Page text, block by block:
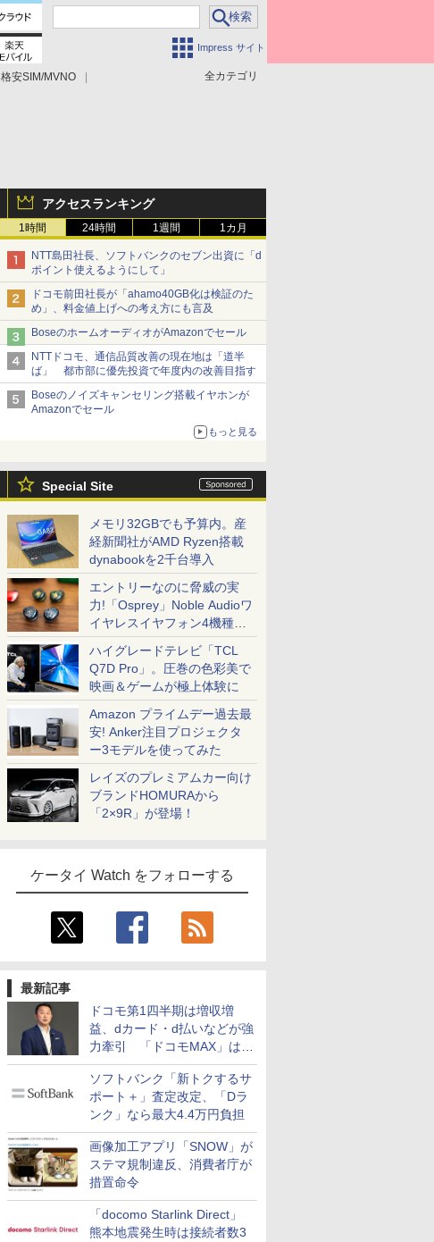
Impress サイト
全カテゴリ
格安SIM/MVNO
アクセスランキング
1時間 24時間 1週間 1カ月
NTT島田社長、ソフトバンクのセブン出資に「d
ポイント使えるようにして」
ドコモ前田社長が「ahamo40GB化は検証のた
め」、料金値上げへの考え方にも言及
BoseのホームオーディオがAmazonでセール
NTTドコモ、通信品質改善の現在地は「道半
ば」 都市部に優先投資で年度内の改善目指す
Boseのノイズキャンセリング搭載イヤホンが
Amazonでセール
もっと見る
Special Site
メモリ32GBでも予算内。産
経新聞社がAMD Ryzen搭載
dynabookを2千台導入
エントリーなのに脅威の実
力!「Osprey」Noble Audioワ
イヤレスイヤフォン4機種を
一気に聴く
ハイグレードテレビ「TCL
Q7D Pro」。圧巻の色彩美で
映画＆ゲームが極上体験に
Amazon プライムデー過去最
安! Anker注目プロジェクタ
ー3モデルを使ってみた
レイズのプレミアムカー向け
ブランドHOMURAから
「2×9R」が登場！
ケータイ Watch をフォローする
最新記事
ドコモ第1四半期は増収増
益、dカード・d払いなどが強
力牽引 「ドコモMAX」は
400万契約突破
ソフトバンク「新トクするサ
ポート＋」査定改定、「Dラ
ンク」なら最大4.4万円負担
画像加工アプリ「SNOW」が
ステマ規制違反、消費者庁が
措置命令
「docomo Starlink Direct」
熊本地震発生時は接続者数3